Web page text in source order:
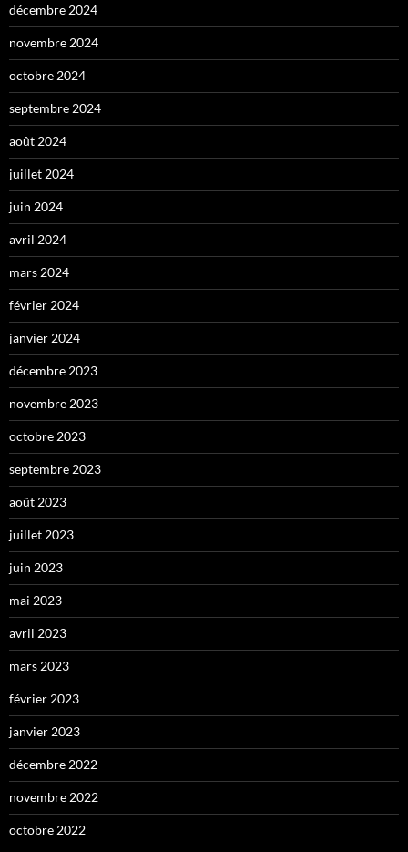
décembre 2024
novembre 2024
octobre 2024
septembre 2024
août 2024
juillet 2024
juin 2024
avril 2024
mars 2024
février 2024
janvier 2024
décembre 2023
novembre 2023
octobre 2023
septembre 2023
août 2023
juillet 2023
juin 2023
mai 2023
avril 2023
mars 2023
février 2023
janvier 2023
décembre 2022
novembre 2022
octobre 2022